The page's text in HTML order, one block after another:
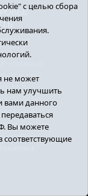
e-mail:
27-30
69142
с целью сбора
не может
нам улучшить
вами данного
Вы можете
соответствующие